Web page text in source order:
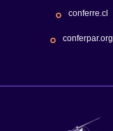
conferre.cl
conferpar.org